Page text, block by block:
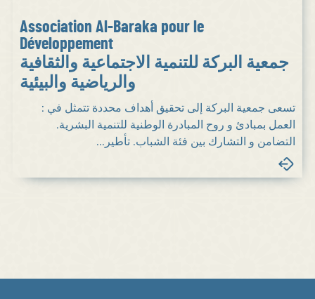
Association Al-Baraka pour le
Développement
جمعية البركة للتنمية الاجتماعية والثقافية
والرياضية والبيئية
تسعى جمعية البركة إلى تحقيق أهداف محددة تتمثل في :
العمل بمبادئ و روح المبادرة الوطنية للتنمية البشرية.
التضامن و التشارك بين فئة الشباب. تأطير...